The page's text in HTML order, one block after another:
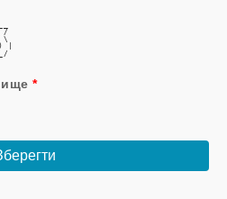
/
\
|
*